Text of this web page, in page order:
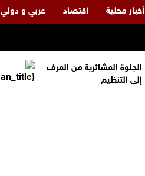
أخبار محلية اقتصاد عربي و دولي
الجلوة العشائرية من العرف
إلى التنظيم